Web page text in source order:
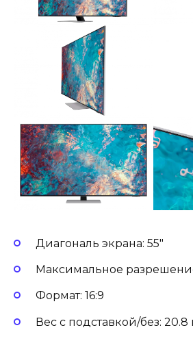
Диагональ экрана: 55″
Максимальное
Формат: 16:9
Вес с подставкой/без: 20.8